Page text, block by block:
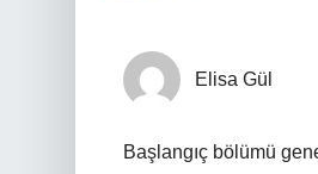
Elisa Gül
Başlangıç bölümü